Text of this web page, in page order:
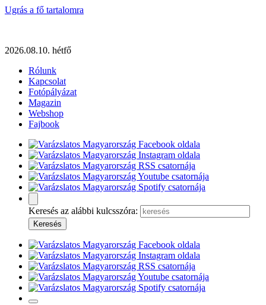
Ugrás a fő tartalomra
2026.08.10. hétfő
Rólunk
Kapcsolat
Fotópályázat
Magazin
Webshop
Fajbook
Keresés az alábbi kulcsszóra: